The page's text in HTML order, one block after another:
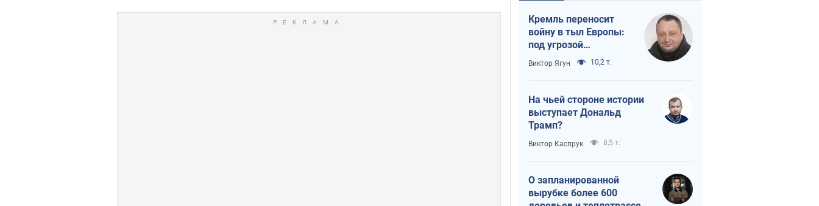
Кремль переносит
войну в тыл Европы:
под угрозой
критическая
логистика
Виктор Ягун 10,2 т.
На чьей стороне истории
выступает Дональд
Трамп?
Виктор Каспрук 8,5 т.
О запланированной
вырубке более 600